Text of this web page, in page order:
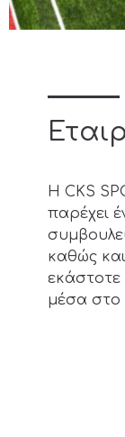
Η CKS
παρέχει
καθώς
μέσα στο